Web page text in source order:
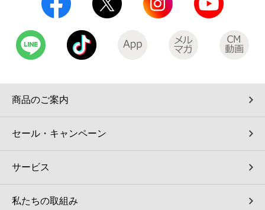
商品のご案内
セール・キャンペーン
サービス
私たちの取組み